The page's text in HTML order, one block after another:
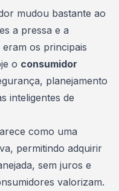
mudou bastante ao
a pressa e a
os principais
o consumidor
planejamento
inteligentes de
como uma
permitindo adquirir
sem juros e
valorizam.